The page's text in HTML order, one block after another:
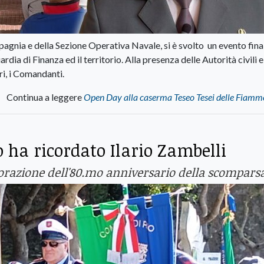
e della Sezione Operativa Navale, si è svolto un evento
di Finanza ed il territorio. Alla presenza delle Autorità civili e
i Comandanti.
Continua a leggereOpen Day alla caserma Teseo Tesei delle
ha ricordato Ilario Zambelli
dell'80.mo anniversario della